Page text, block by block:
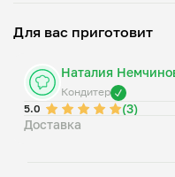
Для вас приготовит
Наталия
Кондитер
5.0
(3)
Доставка